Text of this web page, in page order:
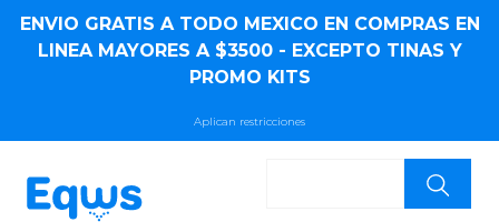
ENVIO GRATIS A TODO MEXICO EN COMPRAS EN
LINEA MAYORES A $3500 - EXCEPTO TINAS Y
PROMO KITS
Aplican restricciones